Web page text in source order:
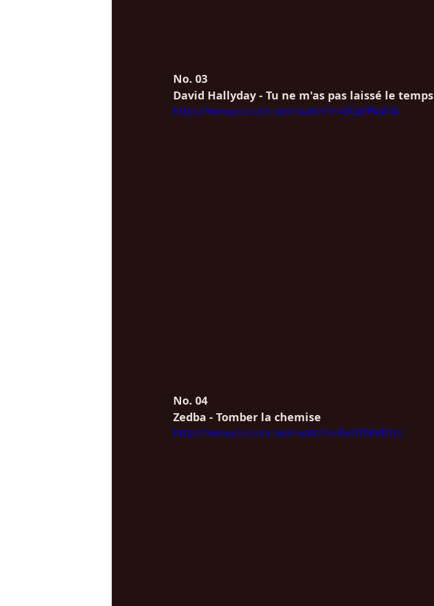
No. 03
David Hallyday - Tu ne m'as pas laissé le temps
https://www.youtube.com/watch?v=vZCpEPkalOA
No. 04
Zedba - Tomber la chemise
https://www.youtube.com/watch?v=RvzW5RdK1cs